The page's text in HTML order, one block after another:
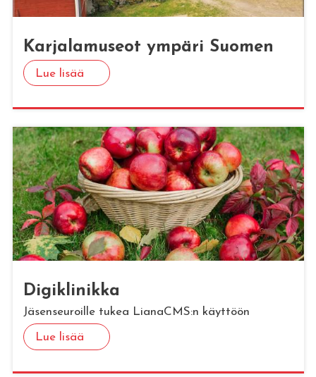
Kar­ja­la­museot ym­pä­ri Suo­men
Lue lisää
Di­gikli­nik­ka
Jäsenseuroille tukea LianaCMS:n käyttöön
Lue lisää